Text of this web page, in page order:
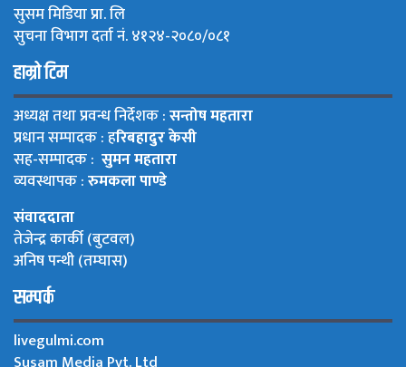
सुसम मिडिया प्रा. लि
सुचना विभाग दर्ता नं. ४१२४-२०८०/०८१
हाम्रो टिम
अध्यक्ष तथा प्रवन्ध निर्देशक :सन्तोष महतारा
प्रधान सम्पादक : हरिबहादुर केसी
सह-सम्पादक : सुमन महतारा
व्यवस्थापक :रुमकला पाण्डे
संवाददाता
तेजेन्द्र कार्की (बुटवल)
अनिष पन्थी (तम्घास)
सम्पर्क
livegulmi.com